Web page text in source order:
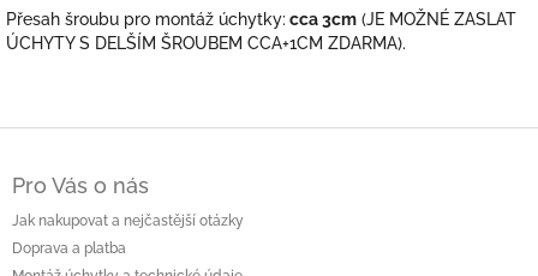
Přesah šroubu pro montáž úchytky: cca 3cm (JE MOŽNÉ ZASLAT
ÚCHYTY S DELŠÍM ŠROUBEM CCA+1CM ZDARMA).
Pro Vás o nás
Jak nakupovat a nejčastější otázky
Doprava a platba